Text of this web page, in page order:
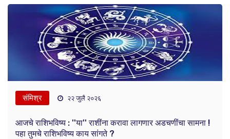
संमिश्र २२ जुलै २०२६
आजचे राशिभविष्य : ''या'' राशींना करावा लागणार अडचणींचा सामना !
पहा तुमचे राशिभविष्य काय सांगते ?